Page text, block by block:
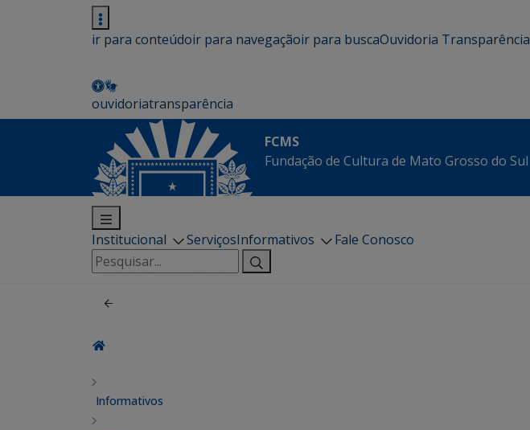
ir para conteúdoir para navegaçãoir para buscaOuvidoria Transparência
ouvidoriatransparência
FCMS
Fundação de Cultura de Mato Grosso do Sul
Institucional ServiçosInformativos
Fale Conosco
Pesquisar
por:
Informativos